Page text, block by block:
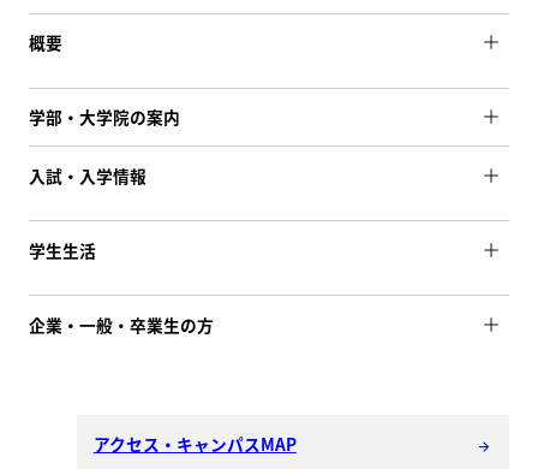
概要
学部・大学院の案内
入試・入学情報
学生生活
企業・一般・卒業生の方
アクセス・キャンパスMAP arrow_forward